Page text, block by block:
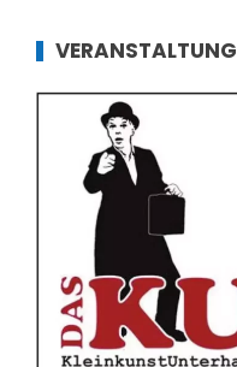
VERANSTALTUNG